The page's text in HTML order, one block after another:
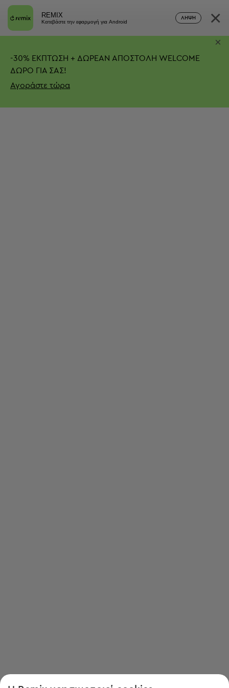
REMIX
Κατεβάστε την εφαρμογή για Android
ΛΉΨΗ ×
-30% ΕΚΠΤΩΣΗ + ΔΩΡΕΑΝ ΑΠΟΣΤΟΛΗ WELCOME
ΔΩΡΟ ΓΙΑ ΣΑΣ!
Αγοράστε τώρα
×